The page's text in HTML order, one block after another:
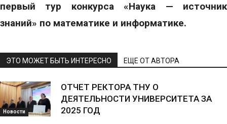
первый тур конкурса «Наука — источник
знаний» по математике и информатике.
ЭТО МОЖЕТ БЫТЬ ИНТЕРЕСНО ЕЩЕ ОТ АВТОРА
Новости
ОТЧЕТ РЕКТОРА ТНУ О
ДЕЯТЕЛЬНОСТИ УНИВЕРСИТЕТА ЗА
2025 ГОД